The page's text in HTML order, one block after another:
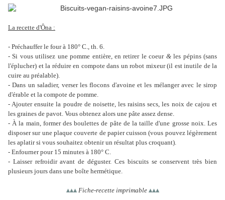
La recette d'Ôna :
- Préchauffer le four à 180° C., th. 6.
- Si vous utilisez une pomme entière, en retirer le coeur &les pépins (sans
l'éplucher) et la réduire en compote dans un robot mixeur (il est inutile de la
cuire au préalable).
- Dans un saladier, verser les flocons d'avoine et les mélanger avec le sirop
d'érable et la compote de pomme.
- Ajouter ensuite la poudre de noisette, les raisins secs, les noix de cajou et
les graines de pavot. Vous obtenez alors une pâte assez dense.
- À la main, former des boulettes de pâte de la taille d'une grosse noix. Les
disposer sur une plaque couverte de papier cuisson (vous pouvez légèrement
les aplatir si vous souhaitez obtenir un résultat plus croquant).
- Enfourner pour 15 minutes à 180° C.
- Laisser refroidir avant de déguster. Ces biscuits se conservent très bien
plusieurs jours dans une boîte hermétique.
▴▴▴ Fiche-recette imprimable ▴▴▴